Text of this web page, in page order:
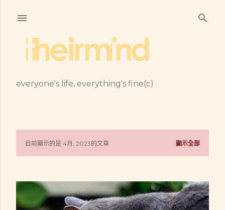
everyone's life, everything's fine(c)
發
表
文
目前顯示的是 4月, 2023的文章 顯示全部